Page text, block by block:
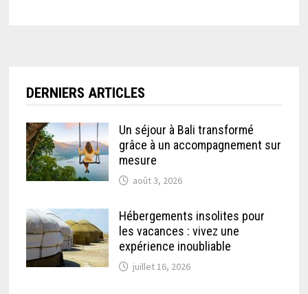
DERNIERS ARTICLES
Un séjour à Bali transformé
grâce à un accompagnement sur
mesure
août 3, 2026
Hébergements insolites pour
les vacances : vivez une
expérience inoubliable
juillet 16, 2026